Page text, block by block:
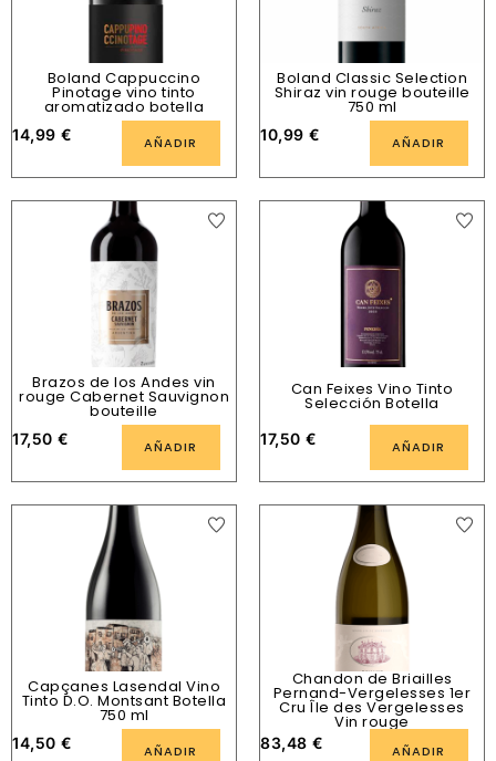
Boland Cappuccino
Pinotage vino tinto
aromatizado botella
14,99 € AÑADIR
Boland Classic Selection
Shiraz vin rouge bouteille
750 ml
10,99 € AÑADIR
Brazos de los Andes vin
rouge Cabernet Sauvignon
bouteille
17,50 € AÑADIR
Can Feixes Vino Tinto
Selección Botella
17,50 € AÑADIR
Capçanes Lasendal Vino
Tinto D.O. Montsant Botella
750 ml
14,50 € AÑADIR
Chandon de Briailles
Pernand-Vergelesses 1er
Cru Île des Vergelesses
Vin rouge
83,48 € AÑADIR